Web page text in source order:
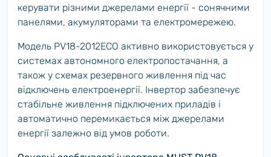
керувати різними джерелами енергії - сонячними
панелями, акумуляторами та електромережею.
Модель PV18-2012ECO активно використовується у
системах автономного електропостачання, а
також у схемах резервного живлення під час
відключень електроенергії. Інвертор забезпечує
стабільне живлення підключених приладів і
автоматично перемикається між джерелами
енергії залежно від умов роботи.